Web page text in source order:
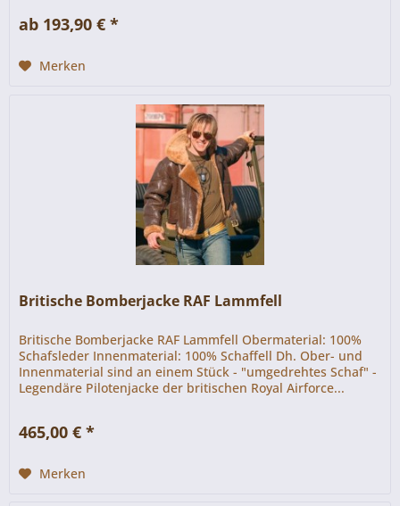
ab 193,90 € *
Merken
Britische Bomberjacke RAF Lammfell
Britische Bomberjacke RAF Lammfell Obermaterial: 100%
Schafsleder Innenmaterial: 100% Schaffell Dh. Ober- und
Innenmaterial sind an einem Stück - "umgedrehtes Schaf" -
Legendäre Pilotenjacke der britischen Royal Airforce...
465,00 € *
Merken